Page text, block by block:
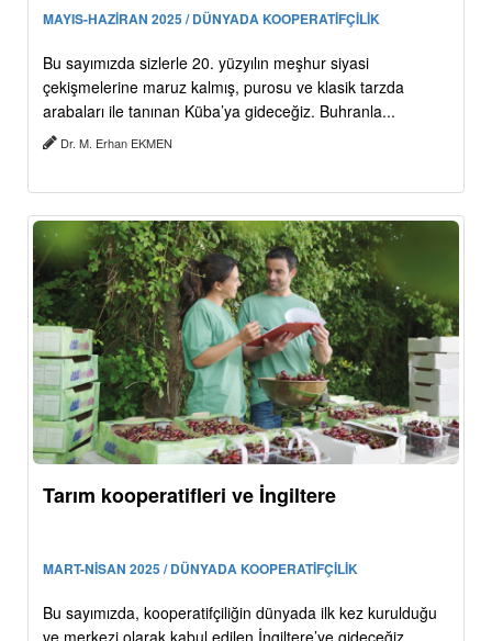
MAYIS-HAZİRAN 2025 / DÜNYADA KOOPERATİFÇİLİK
Bu sayımızda sizlerle 20. yüzyılın meşhur siyasi
çekişmelerine maruz kalmış, purosu ve klasik tarzda
arabaları ile tanınan Küba’ya gideceğiz. Buhranla...
Dr. M. Erhan EKMEN
Tarım kooperatifleri ve İngiltere
MART-NİSAN 2025 / DÜNYADA KOOPERATİFÇİLİK
Bu sayımızda, kooperatifçiliğin dünyada ilk kez kurulduğu
ve merkezi olarak kabul edilen İngiltere’ye gideceğiz.